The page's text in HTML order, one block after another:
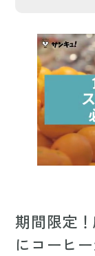
期間限定
にコーヒ